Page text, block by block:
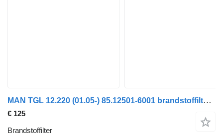
MAN TGL 12.220 (01.05-) 85.12501-6001 brandstoffilter voor MAN TGL, TGM, TGS, TGX (2005-2021) vrachtwagen
€ 125
Brandstoffilter